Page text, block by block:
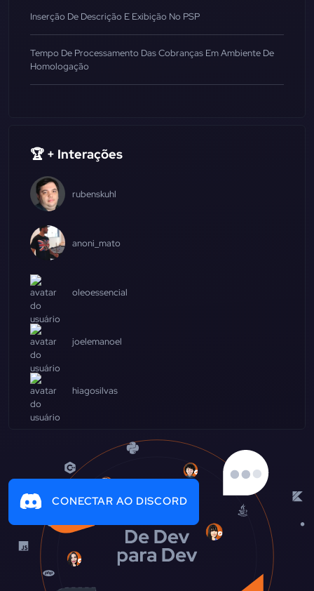
Inserção De Descrição E Exibição No PSP
Tempo De Processamento Das Cobranças Em Ambiente De
Homologação
🏆 + Interações
rubenskuhl
anoni_mato
oleoessencial
joelemanoel
hiagosilvas
CONECTAR AO DISCORD